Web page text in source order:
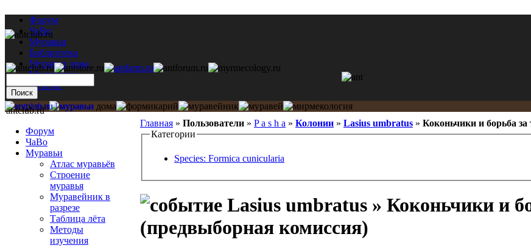
Форум
ЧаВо
Муравьи
Библиотека
Муравьи дома
Мастерская
Каталог
Главная » Пользователи » P a s h a » Колонии » Lasius umbratus » Коконьчики и борьба
Категории
Species: Formica cunicularia
Lasius umbratus » Коконьчики и
(предвыборная комиссия)
antclub.ru
Форум
ЧаВо
Муравьи
Атлас муравьёв
Строение
муравья
Муравейник в
разрезе
Таблица лёта
Методы
изучения